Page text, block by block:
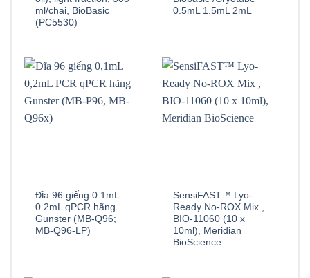
ml/chai, BioBasic
(PC5530)
0.5mL 1.5mL 2mL
Đĩa 96 giếng 0.1mL
0.2mL qPCR hãng
Gunster (MB-Q96;
MB-Q96-LP)
SensiFAST™ Lyo-
Ready No-ROX Mix ,
BIO-11060 (10 x
10ml), Meridian
BioScience